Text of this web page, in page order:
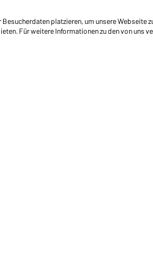
platzieren, um unsere Webseite
Für weitere Informationen zu den von uns